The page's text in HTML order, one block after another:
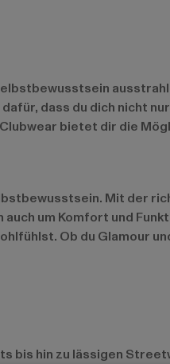
dass du dich nicht
bietet dir die
Mit der
um Komfort und
Ob du Glamour
bis hin zu lässigen